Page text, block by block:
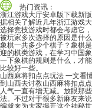
热门资讯：
浙江游戏大厅安卓版下载新
据相关了解近几年浙江游戏
选择竞技游戏时都会考虑它
被玩家多次选择的原因是什么
象棋一共多少个棋子？象棋
迎的棋类游戏，在学习中国
一下象棋的规则是什么，才
比较好一些。
山西麻将扣点点玩法 一文看
到山西去讨教山西麻将扣点
人气一直有增无减。放眼那
法。不过对于很多新麻友来
编就来为大家揭开这个神秘